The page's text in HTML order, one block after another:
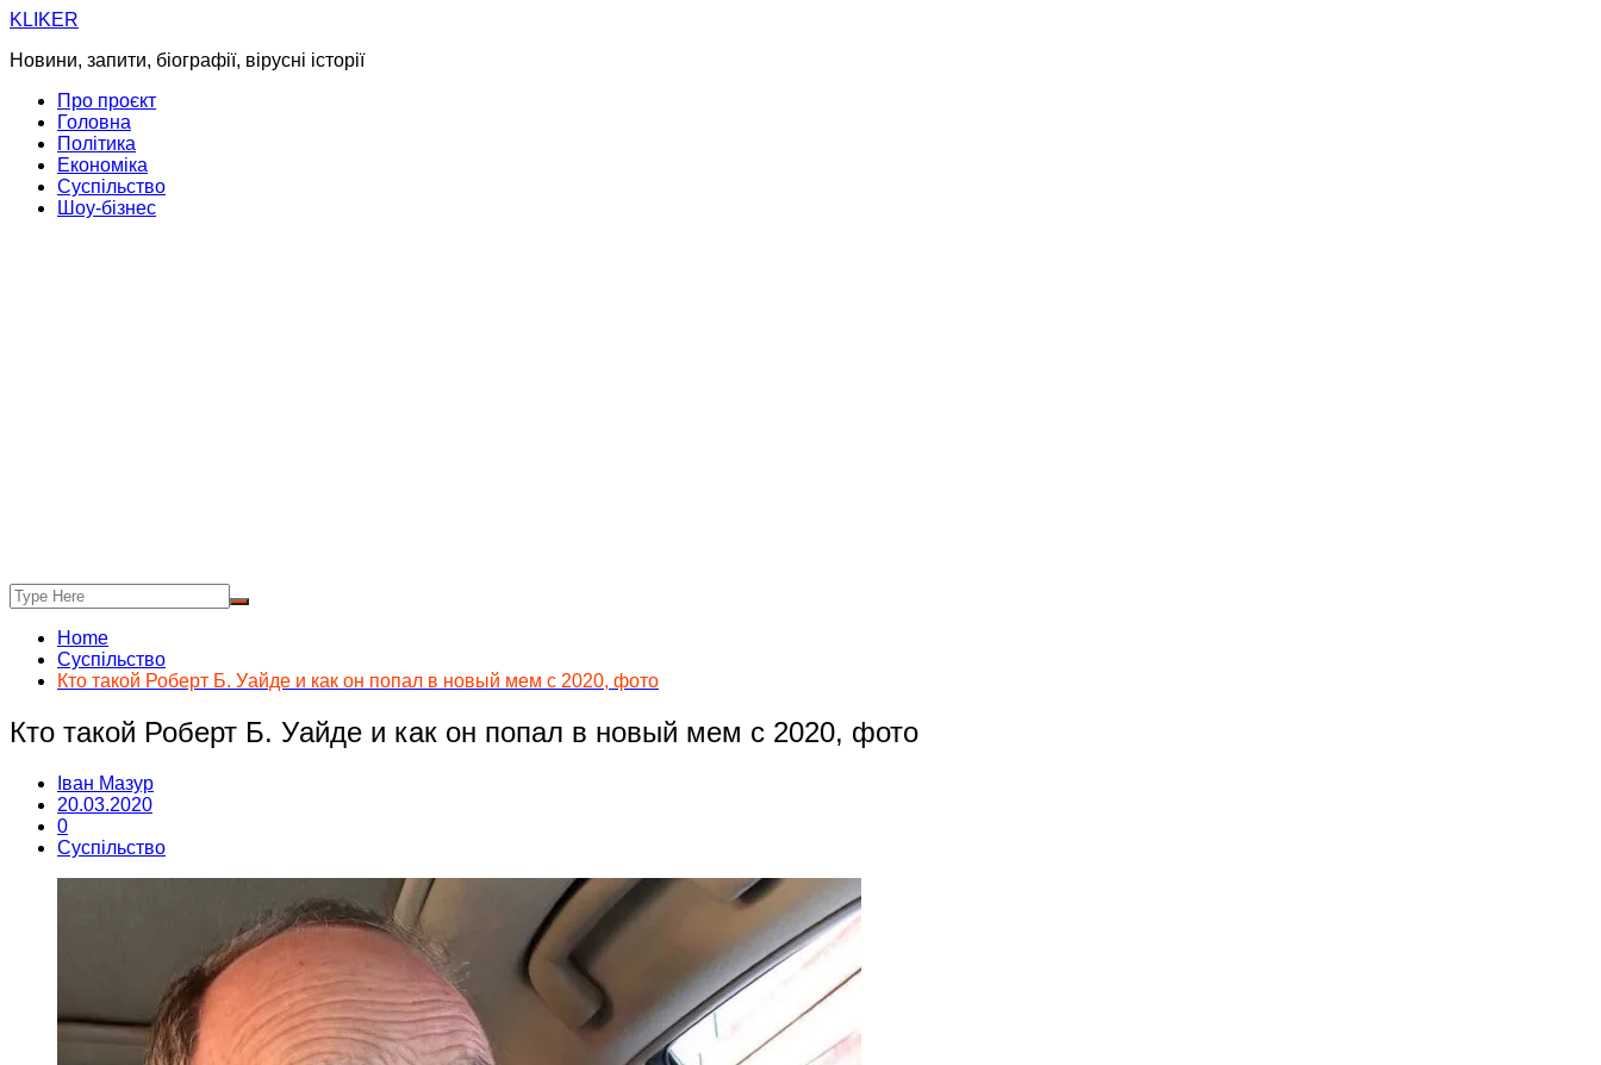
Skip
content
KLIKER
Новини, запити, біографії, вірусні історії
Про проєкт
Головна
Політика
Економіка
Суспільство
Шоу-бізнес
Home
Суспільство
Кто такой Роберт Б. Уайде и как он попал в новый мем с 2020, фото
Кто такой Роберт Б. Уайде и как он попал в новый мем с 2020, фото
Іван Мазур
20.03.2020
0
Суспільство